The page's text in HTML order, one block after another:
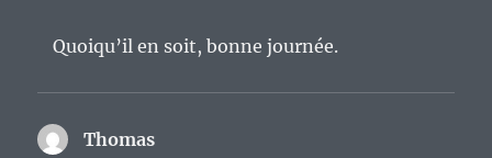
Quoiqu’il en soit, bonne journée.
Thomas